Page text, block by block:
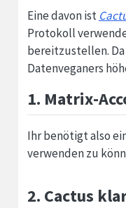
Eine davon ist
Protokoll
bereitzustellen. Da
Datenveganers
1. Matrix-
Ihr benötigt also
verwenden zu
2. Cactus